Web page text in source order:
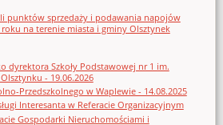
punktów sprzedaży i podawania napojów
na terenie miasta i gminy Olsztynek
dyrektora Szkoły Podstawowej nr 1 im.
- 19.06.2026
Przedszkolnego w Waplewie - 14.08.2025
Interesanta w Referacie Organizacyjnym
Gospodarki Nieruchomościami i